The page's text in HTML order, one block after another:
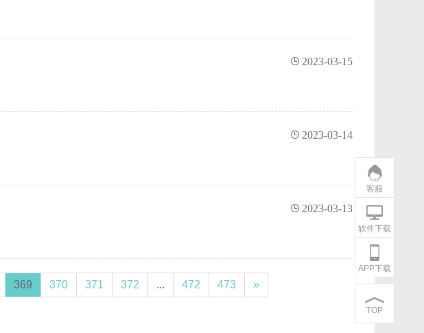
2023-03-15
2023-03-14
2023-03-13
369 370 371 372 ... 472 473 »
客服
软件下载
APP下载
TOP